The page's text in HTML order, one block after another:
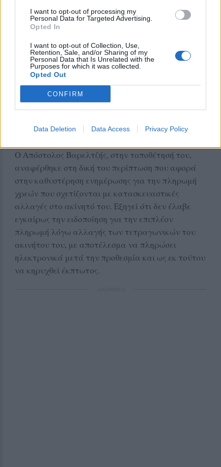
I want to opt-out of processing my
Personal Data for Targeted Advertising.
Opted In
I want to opt-out of Collection, Use,
Retention, Sale, and/or Sharing of my
Personal Data that Is Unrelated with the
Purposes for which it was collected.
Opted Out
CONFIRM
Data Deletion Data Access Privacy Policy
αντιπολίτευση προς όφελος των δημοτών.
Ο Απόστολος Βαρελτζής, στην τοποθέτησή του,
αναφέρθηκε στη δική του περίπτωση που αφορά
στην καθυστέρηση ενημέρωσης για την πληρωμή
χρεών που σχετίζονται με κατασκευαστικές
αλλαγές στο ακίνητό του. Εξηγεί ότι δεν έλαβε
εγκαίρως την ειδοποίηση για την επιπλέον
πληρωμή λόγω αλλαγής των τετραγωνικών του
ακινήτου του, με αποτέλεσμα να πληρώσει
ηλεκτρονικά μετά την προθεσμία και ως εκ τούτου
να κηρυχθεί έκπτωτος.